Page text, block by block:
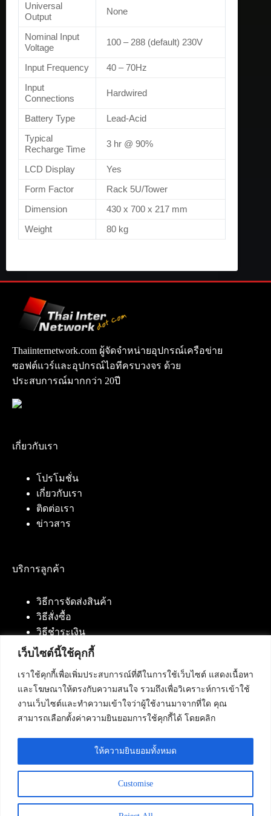
เว็บไซต์นี้ใช้คุกกี้
เราใช้คุกกี้เพื่อเพิ่มประสบการณ์ที่ดีในการใช้เว็บไซต์ แสดงเนื้อหา
และโฆษณาให้ตรงกับความสนใจ รวมถึงเพื่อวิเคราะห์การเข้าใช้
งานเว็บไซต์และทำความเข้าใจว่าผู้ใช้งานมาจากที่ใด คุณ
สามารถเลือกตั้งค่าความยินยอมการใช้คุกกี้ได้ โดยคลิก
Customise
ให้ความยินยอมทั้งหมด
Universal
Output
None
Nominal Input
Voltage
100 – 288 (default) 230V
Input Frequency 40 – 70Hz
Input
Connections
Hardwired
Battery Type Lead-Acid
Typical
Recharge Time
3 hr @ 90%
LCD Display Yes
Form Factor Rack 5U/Tower
Dimension 430 x 700 x 217 mm
Weight 80 kg
Thaiinternetwork.com ผู้จัดจำหน่ายอุปกรณ์เครือข่าย
ซอฟต์แวร์และอุปกรณ์ไอทีครบวงจร ด้วย
ประสบการณ์มากกว่า 20ปี
เกี่ยวกับเรา
โปรโมชั่น
เกี่ยวกับเรา
ติดต่อเรา
ข่าวสาร
บริการลูกค้า
วิธีการจัดส่งสินค้า
วิธีสั่งซื้อ
วิธีชำระเงิน
ติดต่อเรา
บริษัท เน็ทฟิวชั่น คอมมิวนิเคชั่น จำกัด 420/94 ถนน
นัมเบอร์วัน-ราม 2 แขวงดอกไม้, เขตประเวศ
กรุงเทพมหานคร 10250
โทรศัพท์ :084-553-4055,086-309-5259,